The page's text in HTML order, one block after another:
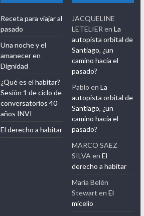
Receta para viajar al
pasado
Una noche y el
amanecer en
Dignidad
¿Qué es el habitar?
Sesión 1 de ciclo de
conversatorios 40
años INVI
El derecho a habitar
JACQUELINE
LETELIER enLa
autopista orbital de
Santiago, ¿un
camino hacia el
pasado?
Pablo enLa
autopista orbital de
Santiago, ¿un
camino hacia el
pasado?
MARCO SAEZ
SILVA enEl
derecho a habitar
María Belén
Stewart enEl
micelio